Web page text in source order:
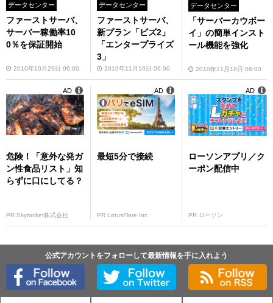
データセンター
ファーストサーバ、
サーバー稼働率10
0％を保証開始
2010年10月29日 06:00
データセンター
ファーストサーバ、
新プラン「ビズ2」
「エンタープライズ
3」
2010年11月16日 06:00
データセンター
「サーバーカウボー
イ」の簡単インスト
ール機能を強化
2010年11月18日 06:00
危険！「意外な発ガ
ン性食品リスト」知
らずに口にしてる？
PR Skyrocket株式会社
AD
最短5分で接続
PR LotusFlare Inc
AD
ローソンアプリ／ク
ーポン配信中
PR ローソン
AD
公式アカウントをフォローして最新情報を手に入れよう